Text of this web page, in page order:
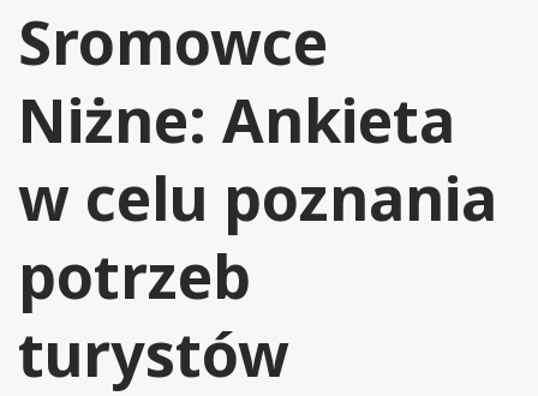
Sromowce
Niżne: Ankieta
w celu poznania
potrzeb
turystów